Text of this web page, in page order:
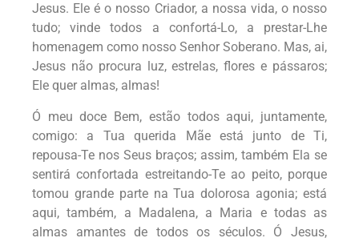
Jesus. Ele é o nosso Criador, a nossa vida, o nosso
tudo; vinde todos a confortá-Lo, a prestar-Lhe
homenagem como nosso Senhor Soberano. Mas, ai,
Jesus não procura luz, estrelas, flores e pássaros;
Ele quer almas, almas!
Ó meu doce Bem, estão todos aqui, juntamente,
comigo: a Tua querida Mãe está junto de Ti,
repousa-Te nos Seus braços; assim, também Ela se
sentirá confortada estreitando-Te ao peito, porque
tomou grande parte na Tua dolorosa agonia; está
aqui, também, a Madalena, a Maria e todas as
almas amantes de todos os séculos. Ó Jesus,